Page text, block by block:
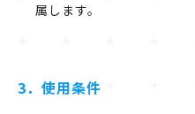
属します。
3．使用条件